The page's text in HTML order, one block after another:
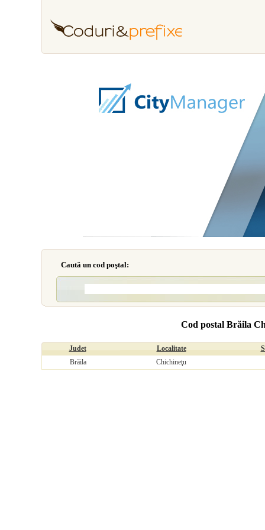
Caută un cod poştal:
Cod postal Brăila
Judet Localitate
Brăila
Chichineţu